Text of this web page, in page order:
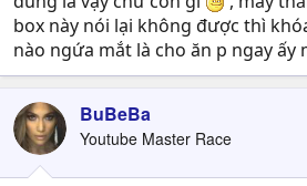
box này nói lại không được thì
nào ngứa mắt là cho ăn p ngay ấy
BuBeBa
Youtube Master Race